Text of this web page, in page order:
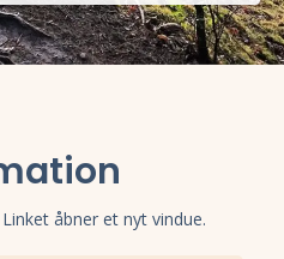
åbner et nyt vindue.